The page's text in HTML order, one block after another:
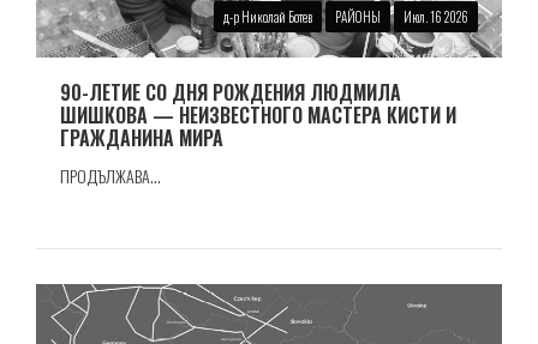
д-р Николай Ботев РАЙОНЫ Июл. 16 2026
90-ЛЕТИЕ СО ДНЯ РОЖДЕНИЯ ЛЮДМИЛА
ШИШКОВА — НЕИЗВЕСТНОГО МАСТЕРА КИСТИ И
ГРАЖДАНИНА МИРА
ПРОДЪЛЖАВА...